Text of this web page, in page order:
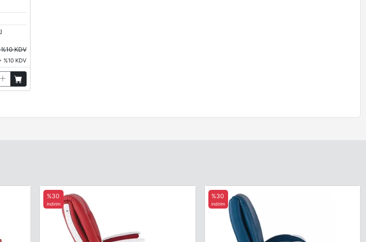
KDV
%10 KDV
%30
indirim
%30
indirim